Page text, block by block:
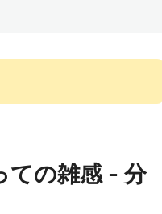
ての雑感 - 分